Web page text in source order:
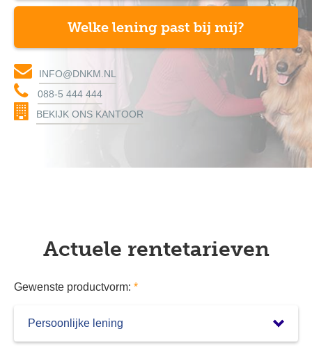
Welke lening past bij mij?
INFO@DNKM.NL
088-5 444 444
BEKIJK ONS KANTOOR
Actuele rentetarieven
Gewenste productvorm: *